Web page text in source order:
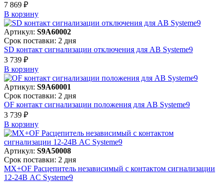
7 869 ₽
В корзинy
Артикул: S9A60002
Срок поставки: 2 дня
SD контакт сигнализации отключения для АВ Systeme9
3 739 ₽
В корзинy
Артикул: S9A60001
Срок поставки: 2 дня
OF контакт сигнализации положения для АВ Systeme9
3 739 ₽
В корзинy
Артикул: S9A50008
Срок поставки: 2 дня
MX+OF Расцепитель независимый с контактом сигнализации
12-24В AC Systeme9